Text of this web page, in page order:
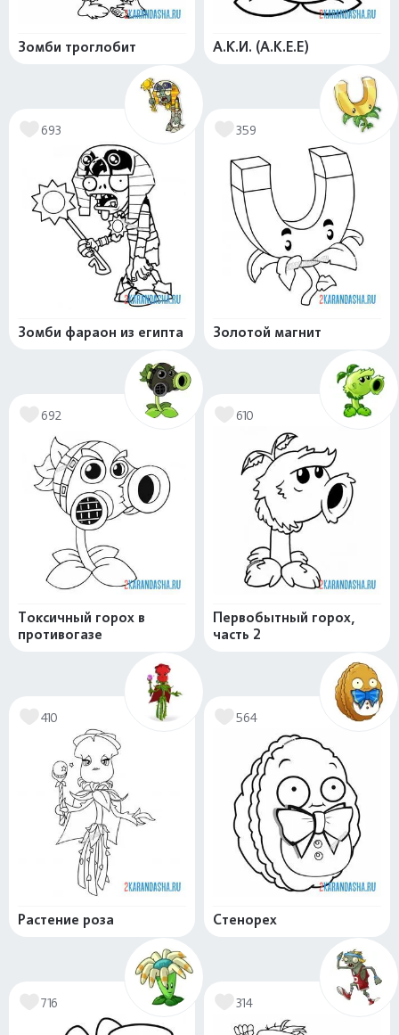
Зомби троглобит А.К.И. (A.K.E.E)
693
Зомби фараон из египта
359
Золотой магнит
692
Токсичный горох в
противогазе
610
Первобытный горох,
часть 2
410
Растение роза
564
Стенорех
716 314